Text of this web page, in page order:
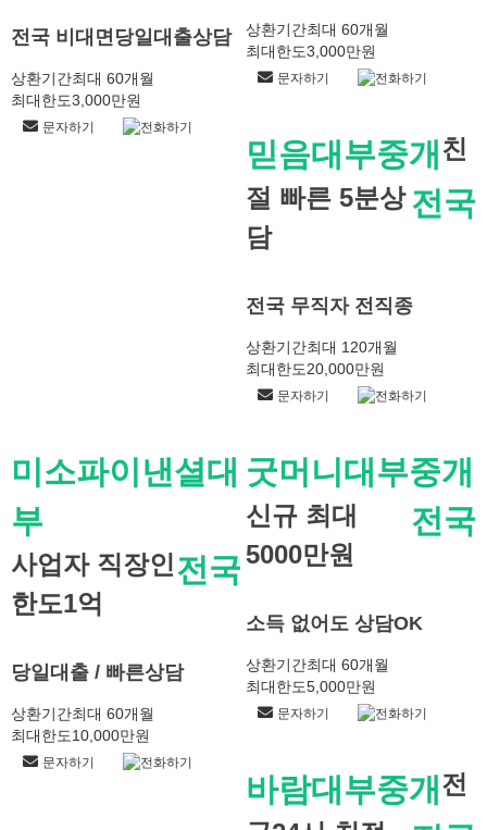
전국 비대면당일대출상담
상환기간최대 60개월
최대한도3,000만원
문자하기 전화하기
상환기간최대 60개월
최대한도3,000만원
문자하기 전화하기
믿음대부중개
전국
친
절 빠른 5분상
담
전국 무직자 전직종
상환기간최대 120개월
최대한도20,000만원
문자하기 전화하기
미소파이낸셜대
부
전국
사업자 직장인
한도1억
당일대출 / 빠른상담
상환기간최대 60개월
최대한도10,000만원
문자하기 전화하기
굿머니대부중개
전국
신규 최대
5000만원
소득 없어도 상담OK
상환기간최대 60개월
최대한도5,000만원
문자하기 전화하기
바람대부중개 전